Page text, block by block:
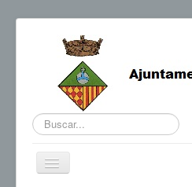
Buscar...
Cambiar
navegación